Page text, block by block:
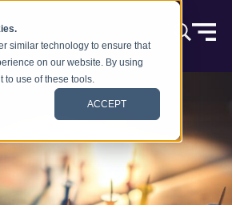
similar technology to ensure that
on our website. By using
to use of these tools.
ACCEPT